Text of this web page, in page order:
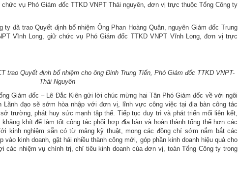
vụ Phó Giám đốc TTKD VNPT Thái nguyên, đơn vị trực thuộc Tổng Công ty
ty đã trao Quyết định bổ nhiệm Ông Phan Hoàng Quân, nguyên Giám đốc Trung
Vĩnh Long, giữ chức vụ Phó Giám đốc TTKD VNPT Vĩnh Long, đơn vị trực
trao Quyết định bổ nhiệm cho ông Đinh Trung Tiến, Phó Giám đốc TTKD VNPT-
Thái Nguyên
Giám đốc – Lê Đắc Kiên gửi lời chúc mừng hai Tân Phó Giám đốc về với ngôi
Lãnh đạo sẽ sớm hòa nhập với đơn vị, lĩnh vực công việc tại địa bàn công tác
trường, phát huy sức mạnh tập thể. Tiếp tục duy trì và phát triển mối liên kết,
khít để làm tốt công tác phối hợp địa bàn và hoàn thành tổng thể hơn các
kinh nghiệm sẵn có từ mảng kỹ thuật, mong các đồng chí sớm nắm bắt các
kinh doanh, gặt hái nhiều thành công mới, góp phần kinh doanh hiệu quả cho
các nhiệm vụ chính trị, chỉ tiêu kinh doanh của đơn vị, toàn Tổng Công ty trong